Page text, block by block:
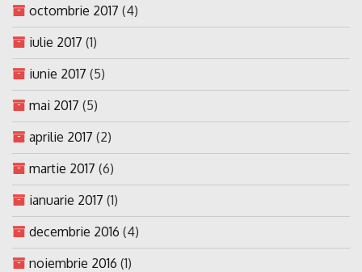
octombrie 2017 (4)
iulie 2017 (1)
iunie 2017 (5)
mai 2017 (5)
aprilie 2017 (2)
martie 2017 (6)
ianuarie 2017 (1)
decembrie 2016 (4)
noiembrie 2016 (1)